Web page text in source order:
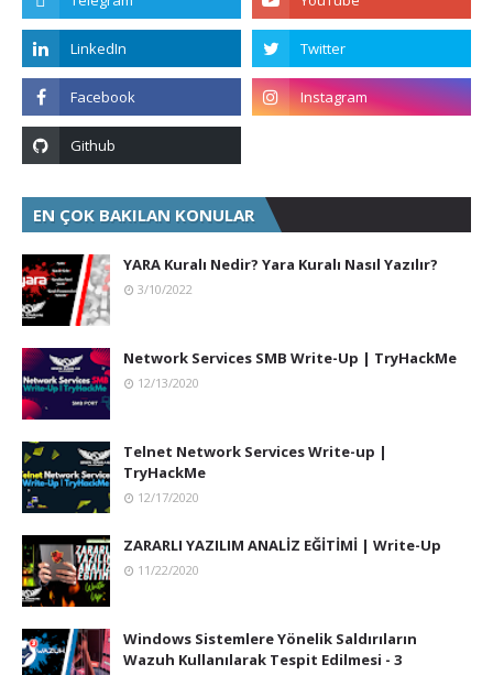
EN ÇOK BAKILAN KONULAR
YARA Kuralı Nedir? Yara Kuralı Nasıl Yazılır?
3/10/2022
Network Services SMB Write-Up | TryHackMe
12/13/2020
Telnet Network Services Write-up |
TryHackMe
12/17/2020
ZARARLI YAZILIM ANALİZ EĞİTİMİ | Write-Up
11/22/2020
Windows Sistemlere Yönelik Saldırıların
Wazuh Kullanılarak Tespit Edilmesi - 3